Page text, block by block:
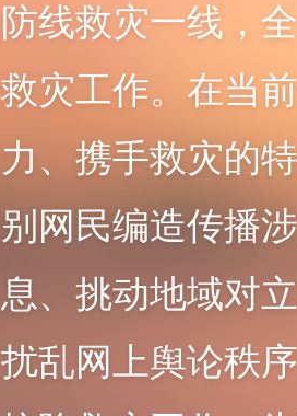
防线救灾一线，
救灾工作。在当
力、携手救灾的
别网民编造传播
息、挑动地域对
扰乱网上舆论秩